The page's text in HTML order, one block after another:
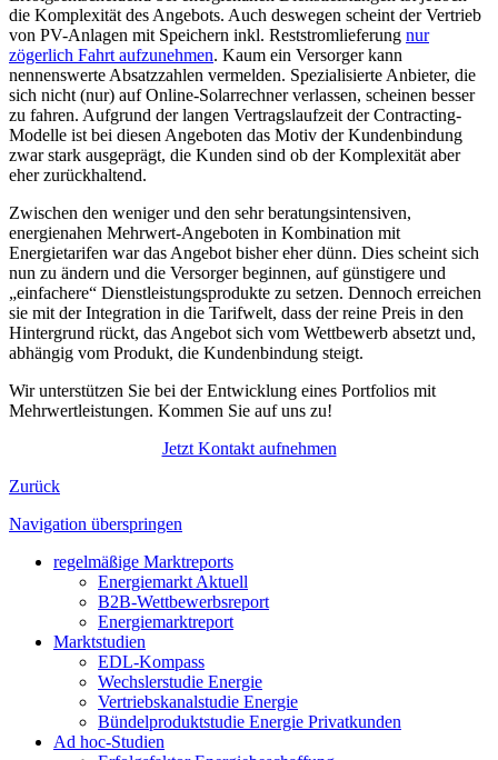
die Komplexität des Angebots. Auch deswegen scheint der Vertrieb
von PV-Anlagen mit Speichern inkl. Reststromlieferung nur
zögerlich Fahrt aufzunehmen. Kaum ein Versorger kann
nennenswerte Absatzzahlen vermelden. Spezialisierte Anbieter, die
sich nicht (nur) auf Online-Solarrechner verlassen, scheinen besser
zu fahren. Aufgrund der langen Vertragslaufzeit der Contracting-
Modelle ist bei diesen Angeboten das Motiv der Kundenbindung
zwar stark ausgeprägt, die Kunden sind ob der Komplexität aber
eher zurückhaltend.
Zwischen den weniger und den sehr beratungsintensiven,
energienahen Mehrwert-Angeboten in Kombination mit
Energietarifen war das Angebot bisher eher dünn. Dies scheint sich
nun zu ändern und die Versorger beginnen, auf günstigere und
„einfachere“ Dienstleistungsprodukte zu setzen. Dennoch erreichen
sie mit der Integration in die Tarifwelt, dass der reine Preis in den
Hintergrund rückt, das Angebot sich vom Wettbewerb absetzt und,
abhängig vom Produkt, die Kundenbindung steigt.
Wir unterstützen Sie bei der Entwicklung eines Portfolios mit
Mehrwertleistungen. Kommen Sie auf uns zu!
Jetzt Kontakt aufnehmen
Zurück
Navigation überspringen
regelmäßige Marktreports
Energiemarkt Aktuell
B2B-Wettbewerbsreport
Energiemarktreport
Marktstudien
EDL-Kompass
Wechslerstudie Energie
Vertriebskanalstudie Energie
Bündelproduktstudie Energie Privatkunden
Ad hoc-Studien